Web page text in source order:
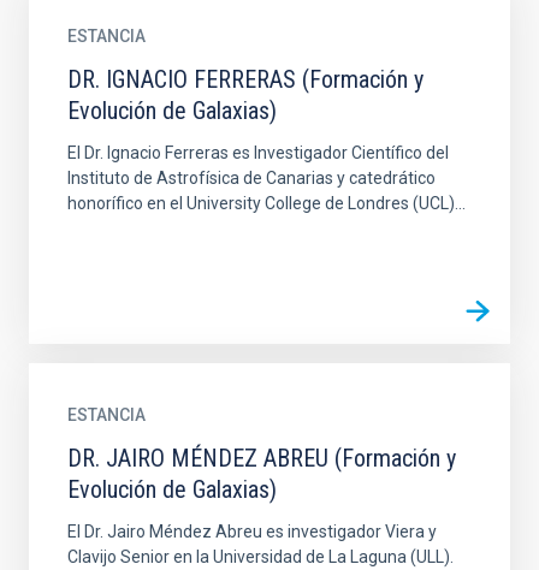
ESTANCIA
DR. IGNACIO FERRERAS (Formación y
Evolución de Galaxias)
El Dr. Ignacio Ferreras es Investigador Científico del
Instituto de Astrofísica de Canarias y catedrático
honorífico en el University College de Londres (UCL)...
ESTANCIA
DR. JAIRO MÉNDEZ ABREU (Formación y
Evolución de Galaxias)
El Dr. Jairo Méndez Abreu es investigador Viera y
Clavijo Senior en la Universidad de La Laguna (ULL).